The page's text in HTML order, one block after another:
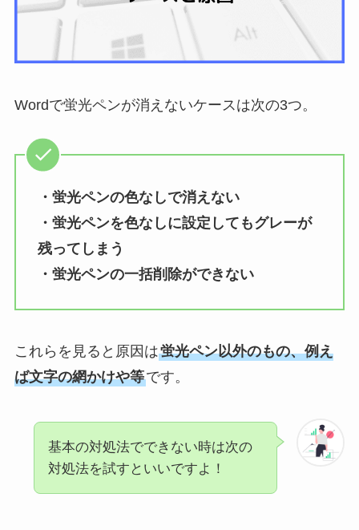
Wordで蛍光ペンが消えないケースは次の3つ。
・蛍光ペンの色なしで消えない
・蛍光ペンを色なしに設定してもグレーが
残ってしまう
・蛍光ペンの一括削除ができない
これらを見ると原因は蛍光ペン以外のもの、例え
ば文字の網かけや等です。
基本の対処法でできない時は次の
対処法を試すといいですよ！